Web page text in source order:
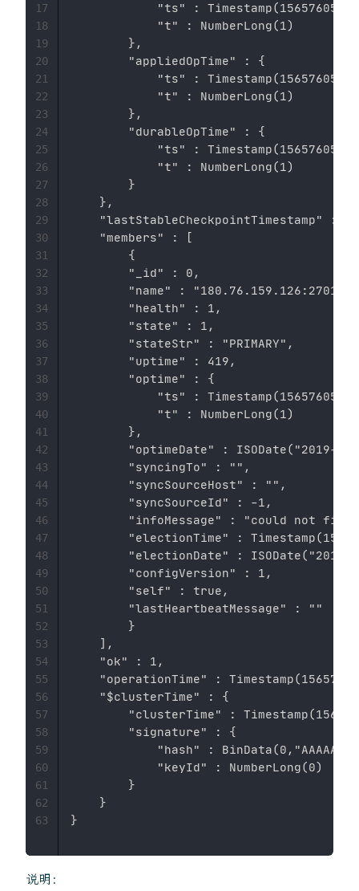
"ts" :
            "t" : NumberLong(1)
        },
        "appliedOpTime" : {
"ts" :
            "t" : NumberLong(1)
        },
        "durableOpTime" : {
"ts" :
            "t" : NumberLong(1)
        }
    },
"lastStableCheckpointTimestamp" :
    "members" : [
        {
        "_id" : 0,
        "name" : "180.76.159.126:27017",
        "health" : 1,
        "state" : 1,
        "stateStr" : "PRIMARY",
        "uptime" : 419,
        "optime" : {
"ts" :
            "t" : NumberLong(1)
        },
"optimeDate" : ISODate("2019-
        "syncingTo" : "",
        "syncSourceHost" : "",
        "syncSourceId" : -1,
"infoMessage" : "could not find
"electionTime" :
"electionDate" : ISODate("2019-
        "configVersion" : 1,
        "self" : true,
        "lastHeartbeatMessage" : ""
        }
    ],
    "ok" : 1,
"operationTime" :
    "$clusterTime" : {
"clusterTime" :
        "signature" : {
"hash" :
            "keyId" : NumberLong(0)
        }
    }
17
18
19
20
21
22
23
24
25
26
27
28
29
30
31
32
33
34
35
36
37
38
39
40
41
42
43
44
45
46
47
48
49
50
51
52
53
54
55
56
57
58
59
60
61
62
63
说明：